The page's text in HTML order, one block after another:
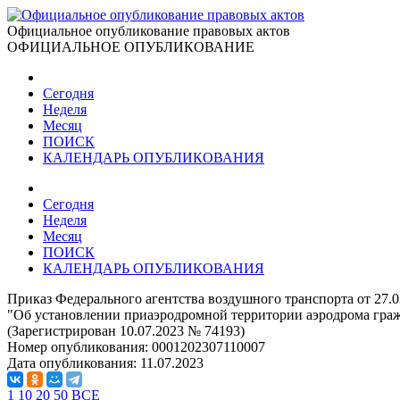
Официальное опубликование правовых актов
ОФИЦИАЛЬНОЕ ОПУБЛИКОВАНИЕ
Сегодня
Неделя
Месяц
ПОИСК
КАЛЕНДАРЬ ОПУБЛИКОВАНИЯ
Сегодня
Неделя
Месяц
ПОИСК
КАЛЕНДАРЬ ОПУБЛИКОВАНИЯ
Приказ Федерального агентства воздушного транспорта от
"Об установлении приаэродромной территории аэродрома
(Зарегистрирован 10.07.2023 № 74193)
Номер опубликования: 0001202307110007
Дата опубликования: 11.07.2023
1 10 20 50 ВСЕ